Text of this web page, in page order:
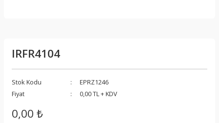
IRFR4104
Stok Kodu
EPRZ1246
Fiyat
0,00 TL + KDV
0,00 ₺